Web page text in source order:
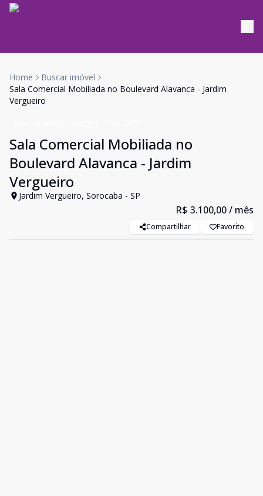
Home
Buscar imóvel
Sala Comercial Mobiliada no Boulevard Alavanca - Jardim
Vergueiro
Sala Comercial Mobiliada no
Boulevard Alavanca - Jardim
Vergueiro
Jardim Vergueiro, Sorocaba - SP
R$ 3.100,00/ mês
Compartilhar Favorito